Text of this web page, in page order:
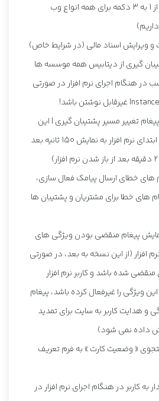
نصب وب سرویس از 1 به 3 دکمه برای همه انواع وب
و ویرایش اسناد مالی (در شرایط خاص)
گیری از دیتابیس همه موسسه ها
در هنگام اجرای نرم افزار در صورتی
تغییر مسیر پشتیبان گیری | این
پیغام از نمایش در ابتدای نرم افزار به نمایش 150 ثانیه بعد
های خطای ارسال پیامک فعال سازی،
های خطا برای مشتریان و پشتیبان ها
پیغام منقضی بودن ویژگی های
افزار (از این نسخه به بعد، در صورتی
شده باشد و کاربر نرم افزار
ویژگی را غیرفعال کرده باشد، پیغام
و هدایت کاربر به سایت برای تمدید
داده نمی شود)
« وضعیت کارت » به فرم تعریف
کاربر در هنگام اجرای نرم افزار در